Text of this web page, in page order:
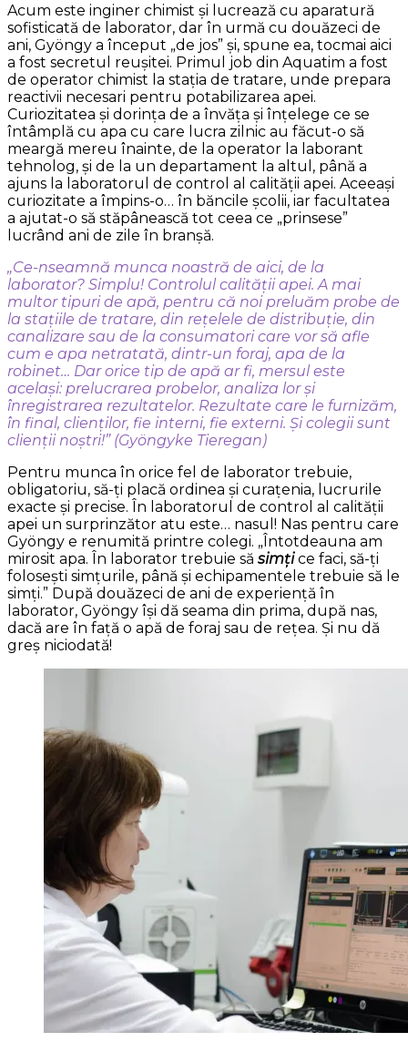
Acum este inginer chimist și lucrează cu aparatură
sofisticată de laborator, dar în urmă cu douăzeci de
ani, Gyöngy a început „de jos” și, spune ea, tocmai aici
a fost secretul reușitei. Primul job din Aquatim a fost
de operator chimist la stația de tratare, unde prepara
reactivii necesari pentru potabilizarea apei.
Curiozitatea și dorința de a învăța și înțelege ce se
întâmplă cu apa cu care lucra zilnic au făcut-o să
meargă mereu înainte, de la operator la laborant
tehnolog, și de la un departament la altul, până a
ajuns la laboratorul de control al calității apei. Aceeași
curiozitate a împins-o… în băncile școlii, iar facultatea
a ajutat-o să stăpânească tot ceea ce „prinsese”
lucrând ani de zile în branșă.
„Ce-nseamnă munca noastră de aici, de la
laborator? Simplu! Controlul calității apei. A mai
multor tipuri de apă, pentru că noi preluăm probe de
la stațiile de tratare, din rețelele de distribuție, din
canalizare sau de la consumatori care vor să afle
cum e apa netratată, dintr-un foraj, apa de la
robinet… Dar orice tip de apă ar fi, mersul este
același: prelucrarea probelor, analiza lor și
înregistrarea rezultatelor. Rezultate care le furnizăm,
în final, clienților, fie interni, fie externi. Și colegii sunt
clienții noștri!” (Gyöngyke Tieregan)
Pentru munca în orice fel de laborator trebuie,
obligatoriu, să-ți placă ordinea și curațenia, lucrurile
exacte și precise. În laboratorul de control al calității
apei un surprinzător atu este… nasul! Nas pentru care
Gyöngy e renumită printre colegi. „Întotdeauna am
mirosit apa. În laborator trebuie să simți ce faci, să-ți
folosești simțurile, până și echipamentele trebuie să le
simți.” După douăzeci de ani de experiență în
laborator, Gyöngy își dă seama din prima, după nas,
dacă are în față o apă de foraj sau de rețea. Și nu dă
greș niciodată!